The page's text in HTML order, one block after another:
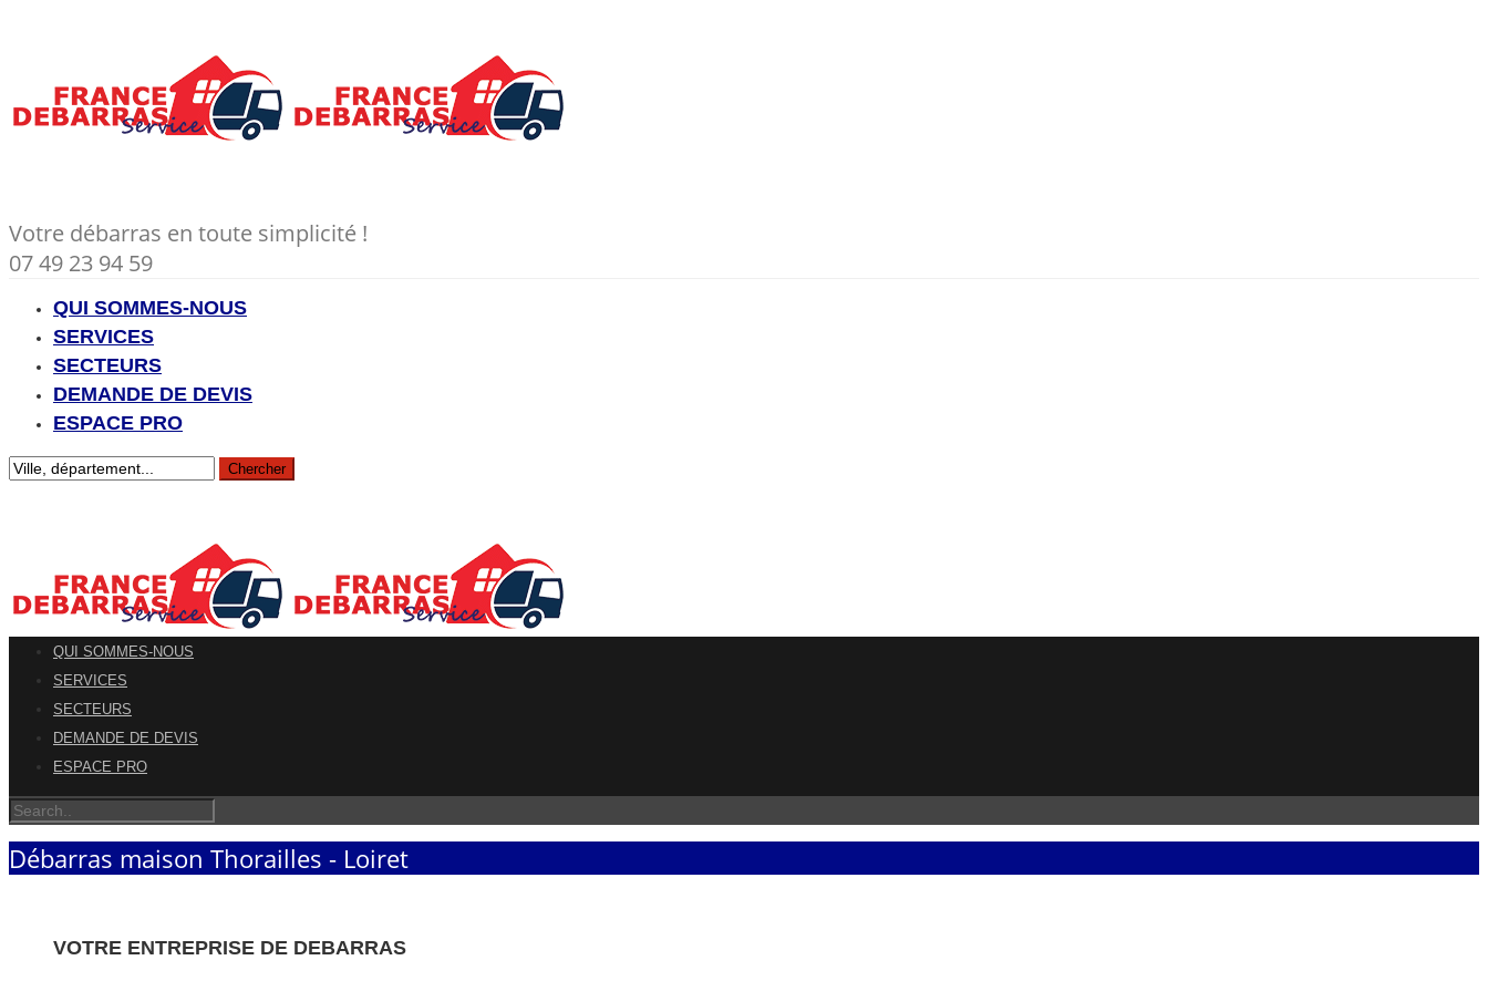
Votre débarras en toute simplicité !
07 49 23 94 59
QUI SOMMES-NOUS
SERVICES
SECTEURS
DEMANDE DE DEVIS
ESPACE PRO
QUI SOMMES-NOUS
SERVICES
SECTEURS
DEMANDE DE DEVIS
ESPACE PRO
Débarras maison Thorailles - Loiret
VOTRE ENTREPRISE DE DEBARRAS